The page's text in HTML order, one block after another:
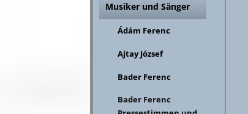
Musiker und Sänger
Ádám Ferenc
Ajtay József
Bader Ferenc
Bader Ferenc